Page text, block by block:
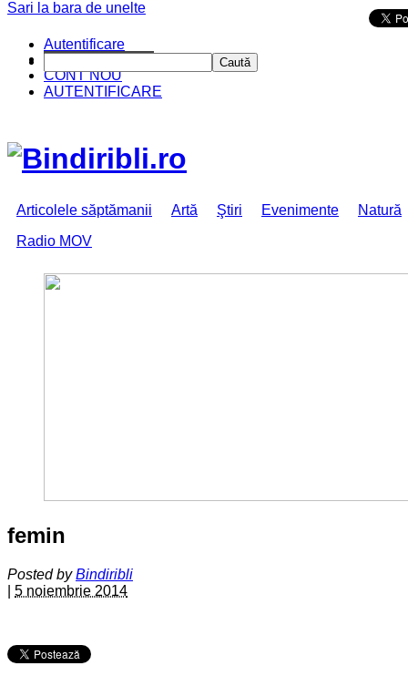
CINE SUNTEM?
CONT NOU
AUTENTIFICARE
Articolele săptămanii Artă Ştiri Evenimente
Natură
Radio MOV
femin
Posted byBindiribli
5 noiembrie 2014
Sari la bara de unelte
Autentificare
Caută